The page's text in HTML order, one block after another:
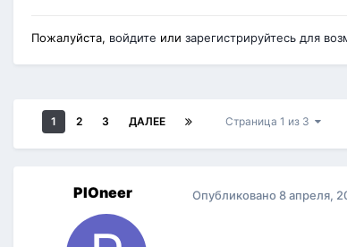
Пожалуйста, войдите или зарегистрируйтесь для
1 2 3 ДАЛЕЕ Страница 1 из 3
PIOneer Опубликовано8 апреля,